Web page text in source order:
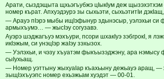
Арати, сыздэщыта щхьэгъубжэ цIыкIум деж
номер кърат. Апхуэдэурэ зы сыхьэти, сыхьэтитIи
— Арауэ пIэрэ мыбы ищIэфынур здынэсыр, уэлэхьи си
армыхъумэ… — жысIэу согузавэ.
Ауэрэ шэджагъуэ мэхъури, псори шхакIуэ зэбгрокI, я
икIэжым, си унэцIэр жаIэу зэхызох.
— Уэлэхьи, и чэзу хъуатэм фыкъызэджэну, ара
сыIухьащ.
— Номер уэттыну жыхуаIар къахьыну дежьауэ аращ,
зыщIэхъуэпс номер ехьэжьам хуэдэт — 00-01.